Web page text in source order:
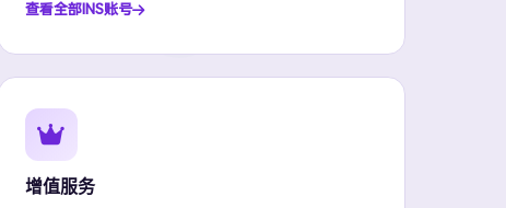
查看全部INS账号
增值服务